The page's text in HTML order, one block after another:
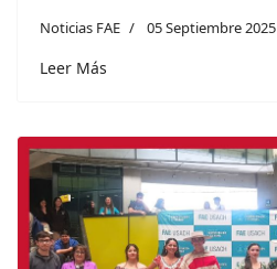
Noticias FAE 05 Septiembre 2025
Leer Más